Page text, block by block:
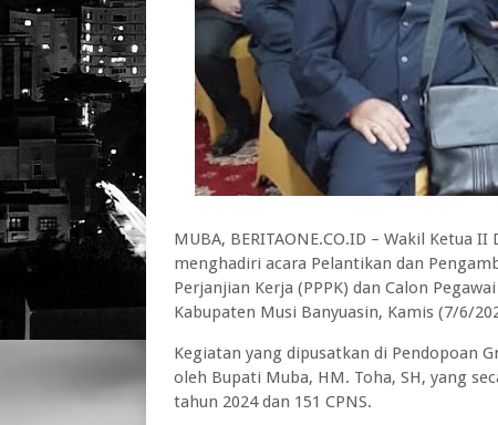
MUBA, BERITAONE.CO.ID – Wakil Ketua
menghadiri acara Pelantikan dan
Perjanjian Kerja (PPPK) dan Calon
Kabupaten Musi Banyuasin, Kamis (7/6/
Kegiatan yang dipusatkan di Pendopoan
oleh Bupati Muba, HM. Toha, SH, yang
tahun 2024 dan 151 CPNS.